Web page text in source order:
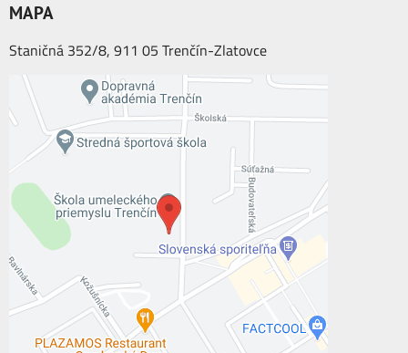
MAPA
Staničná 352/8, 911 05 Trenčín-Zlatovce
Externý obsah je blokovaný Voľbami
Prajete si načítať externý obsah?
Povoliť tentokrát
Povoliť a zapamätať - súhlas s druhom
cookie: Funkčné